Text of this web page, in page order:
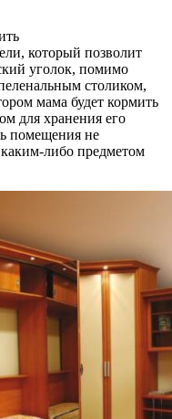
который позволит
уголок, помимо
столиком,
мама будет кормить
для хранения его
помещения не
каким-либо предметом